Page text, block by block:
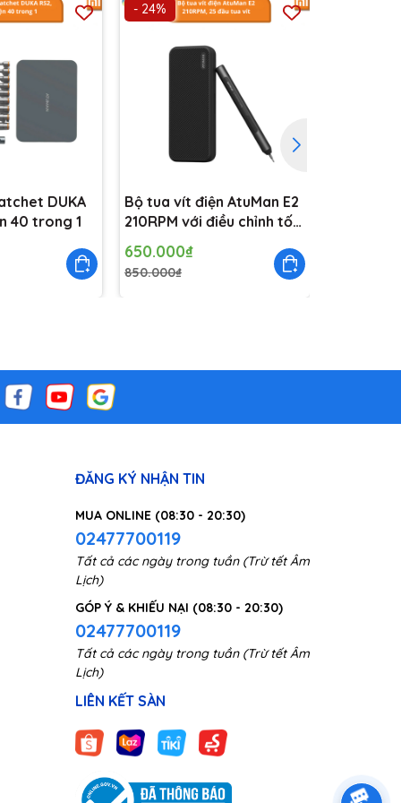
DUKA
40 trong 1
- 24%
Bộ tua vít điện AtuMan E2
210RPM với điều chỉnh tốc
độ kép, 25 đầu tua vít
650.000₫
850.000₫
ĐĂNG KÝ NHẬN TIN
MUA ONLINE (08:30 - 20:30)
02477700119
Tất cả các ngày trong tuần (Trừ tết Âm
Lịch)
GÓP Ý & KHIẾU NẠI (08:30 - 20:30)
02477700119
Tất cả các ngày trong tuần (Trừ tết Âm
Lịch)
LIÊN KẾT SÀN